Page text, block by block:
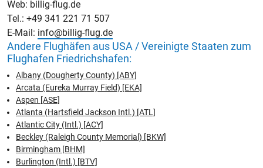
Web: billig-flug.de
Tel.: +49 341 221 71 507
E-Mail: info@billig-flug.de
Andere Flughäfen aus USA / Vereinigte Staaten zum
Flughafen Friedrichshafen:
Albany (Dougherty County) [ABY]
Arcata (Eureka Murray Field) [EKA]
Aspen [ASE]
Atlanta (Hartsfield Jackson Intl.) [ATL]
Atlantic City (Intl.) [ACY]
Beckley (Raleigh County Memorial) [BKW]
Birmingham [BHM]
Burlington (Intl.) [BTV]